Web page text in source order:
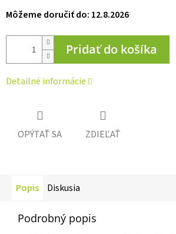
Môžeme doručiť do: 12.8.2026
Pridať do košíka
Detailné informácie
OPÝTAŤ SA ZDIEĽAŤ
Popis Diskusia
Podrobný popis